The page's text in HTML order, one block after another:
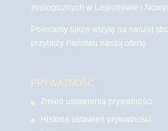
zoologicznych w Legionowie i
Polecamy także wizytę na naszej
przybliży Państwu naszą ofertę.
PRYWATNOŚĆ
Zmień ustawienia prywatności
Historia ustawień prywatności